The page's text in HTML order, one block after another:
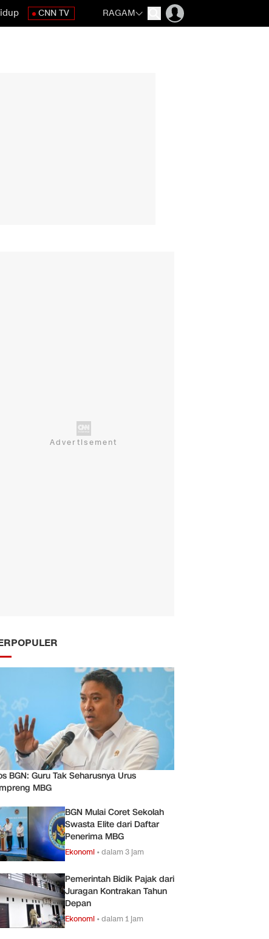
CNN TV RAGAM
BGN: Guru Tak Seharusnya Urus
MBG
BGN Mulai Coret Sekolah
Swasta Elite dari Daftar
Penerima MBG
Ekonomi •dalam 3 jam
Pemerintah Bidik Pajak dari
Juragan Kontrakan Tahun
Depan
Ekonomi •dalam 1 jam